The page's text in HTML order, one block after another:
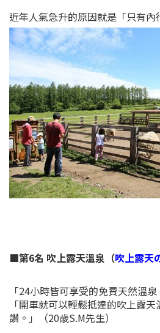
近年人氣急升的原因就是「只有內
■第6名 吹上露天溫泉（吹上露天
「24小時皆可享受的免費天然溫
「開車就可以輕鬆抵達的吹上露
讚。」（20歳S.M先生）